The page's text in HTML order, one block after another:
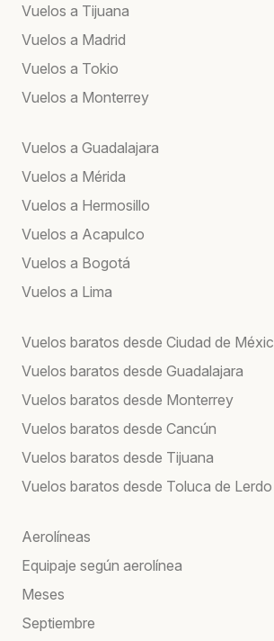
Vuelos a Tijuana
Vuelos a Madrid
Vuelos a Tokio
Vuelos a Monterrey
Vuelos a Guadalajara
Vuelos a Mérida
Vuelos a Hermosillo
Vuelos a Acapulco
Vuelos a Bogotá
Vuelos a Lima
Vuelos baratos desde Ciudad de
Vuelos baratos desde Guadalajara
Vuelos baratos desde Monterrey
Vuelos baratos desde Cancún
Vuelos baratos desde Tijuana
Vuelos baratos desde Toluca de Lerdo
Aerolíneas
Equipaje según aerolínea
Meses
Septiembre